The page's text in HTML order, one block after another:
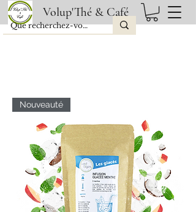
Volup'Thé & Café
Nouveauté